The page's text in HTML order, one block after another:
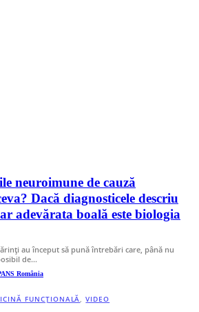
neuroimune de cauză
Dacă diagnosticele descriu
adevărata boală este biologia
au început să pună întrebări care, până nu
de…
România
FUNCȚIONALĂ,VIDEO